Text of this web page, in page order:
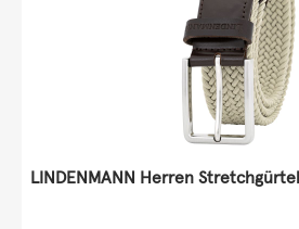
LINDENMANN Herren